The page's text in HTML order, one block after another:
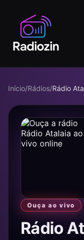
Início/Rádios/Rádio
Ouça ao vivo
Rádio